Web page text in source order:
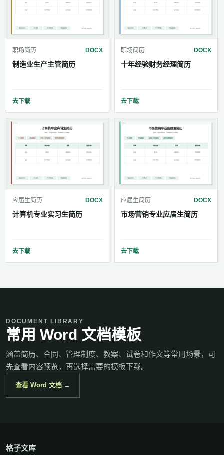
职场简历 DOCX
制造业生产主管简历
去下载
职场简历 DOCX
十年经验财务经理简历
去下载
应届生简历 DOCX
计算机专业实习生简历
去下载
应届生简历 DOCX
市场营销专业应届生简历
去下载
DOCUMENT LIBRARY
常用 Word 文档模板
涵盖简历、合同、管理制度、教案、试卷和作文等常用场景，可
先查看内容预览，再选择需要的模板下载。
查看 Word 文档 →
格子文库